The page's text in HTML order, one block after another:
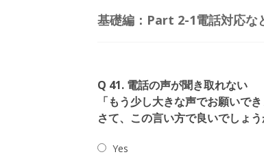
基礎編：Part 2-1電話対応な
Q 41. 電話の声が聞き取れない
「もう少し大きな声でお願いで
さて、この言い方で良いでしょう
Yes